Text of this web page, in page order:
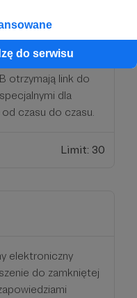
do serwisu
Patronów na
otrzymają link do
dla
czasu do czasu.
Limit: 30
elektroniczny
do zamkniętej